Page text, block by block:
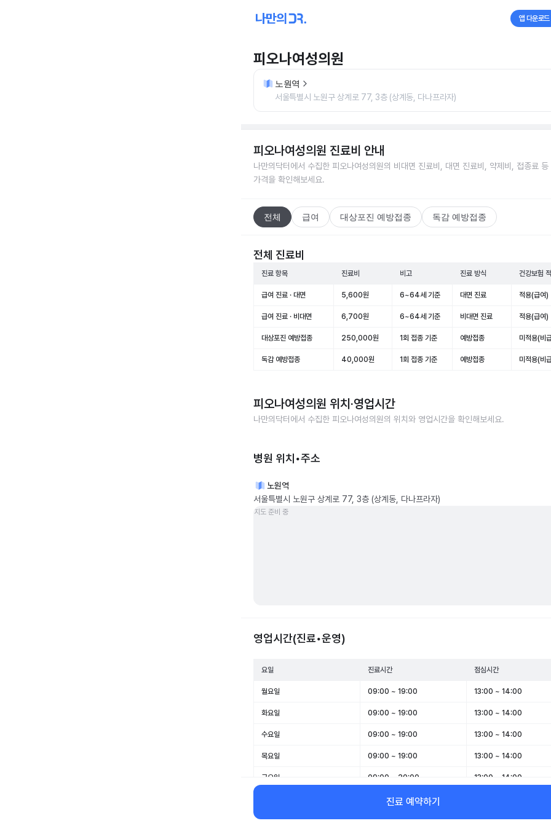
앱 다운로드
피오나여성의원
노원역
서울특별시 노원구 상계로 77, 3층 (상계동, 다나프라자)
피오나여성의원 진료비 안내
나만의닥터에서 수집한 피오나여성의원의 비대면 진료비, 대면 진료비, 약제비, 접종료 등
가격을 확인해보세요.
전체 급여 대상포진 예방접종 독감 예방접종
전체 진료비
진료 항목 진료비 비고 진료 방식 건강보험
급여 진료 · 대면 5,600원 6~64세 기준 대면 진료 적용(급여)
급여 진료 · 비대면 6,700원 6~64세 기준 비대면 진료 적용(급여)
대상포진 예방접종 250,000원 1회 접종 기준 예방접종 미적용(비
독감 예방접종 40,000원 1회 접종 기준 예방접종 미적용(비
피오나여성의원 위치·영업시간
나만의닥터에서 수집한 피오나여성의원의 위치와 영업시간을 확인해보세요.
병원 위치•주소
노원역
서울특별시 노원구 상계로 77, 3층 (상계동, 다나프라자)
지도 준비 중
영업시간(진료•운영)
요일 진료시간 점심시간
월요일 09:00 ~ 19:00 13:00 ~ 14:00
화요일 09:00 ~ 19:00 13:00 ~ 14:00
수요일 09:00 ~ 19:00 13:00 ~ 14:00
목요일 09:00 ~ 19:00 13:00 ~ 14:00
금요일 09:00 ~ 20:00 13:00 ~ 14:00
09:00 ~ 16:00
일요일 휴무 -
진료 예약하기